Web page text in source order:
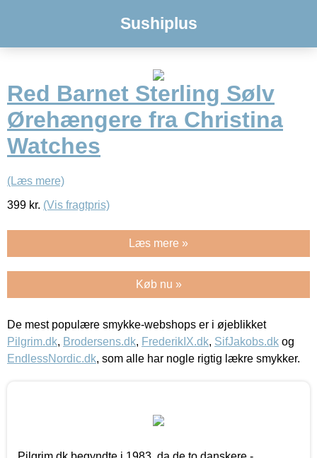
Sushiplus
Red Barnet Sterling Sølv
Ørehængere fra Christina
Watches
(Læs mere)
399 kr. (Vis fragtpris)
Læs mere »
Køb nu »
De mest populære smykke-webshops er i øjeblikket
Pilgrim.dk, Brodersens.dk, FrederikIX.dk, SifJakobs.dk og
EndlessNordic.dk, som alle har nogle rigtig lækre smykker.